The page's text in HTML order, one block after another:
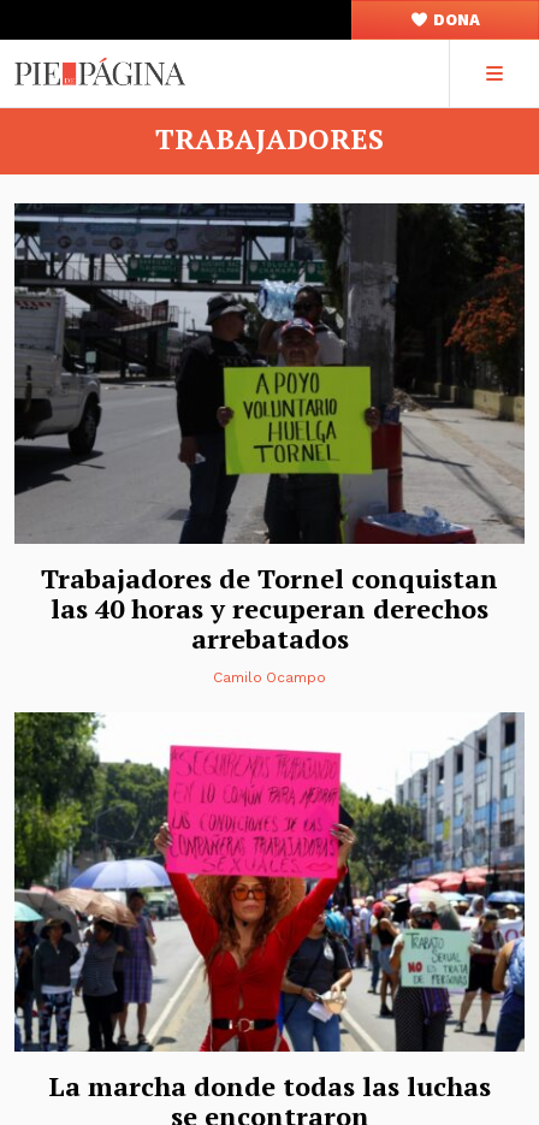
DONA
TRABAJADORES
Trabajadores de Tornel conquistan
las 40 horas y recuperan derechos
arrebatados
Camilo Ocampo
La marcha donde todas las luchas
se encontraron